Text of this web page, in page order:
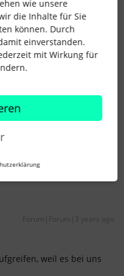
nur die von mir
zu Verfügung
Forum|Forum|3 years ago
weil es bei uns
wie unsere
die Inhalte für Sie
können. Durch
einverstanden.
mit Wirkung für